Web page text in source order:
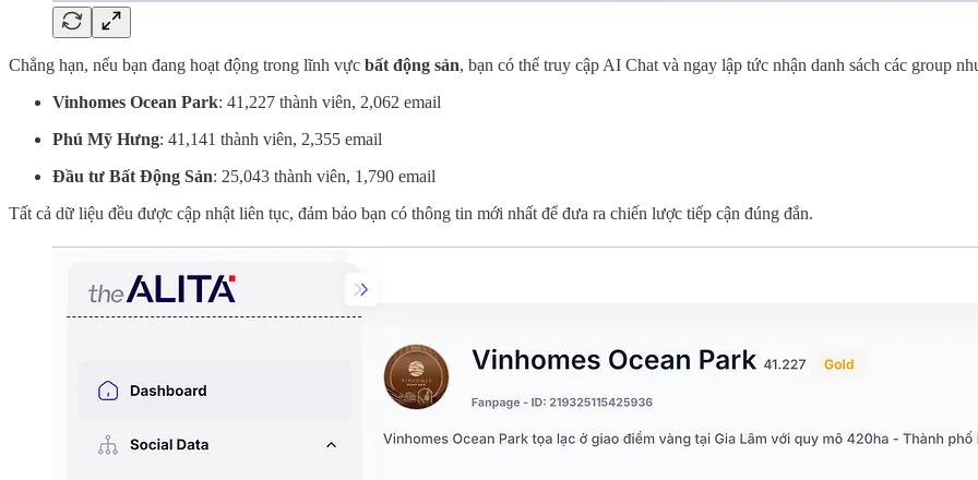
Chẳng hạn, nếu bạn đang hoạt động trong lĩnh vực bất động sản, bạn có thể truy cập AI Chat và ngay lập tức nhận danh sách các group
Vinhomes Ocean Park: 41,227 thành viên, 2,062 email
Phú Mỹ Hưng: 41,141 thành viên, 2,355 email
Đầu tư Bất Động Sản: 25,043 thành viên, 1,790 email
Tất cả dữ liệu đều được cập nhật liên tục, đảm bảo bạn có thông tin mới nhất để đưa ra chiến lược tiếp cận đúng đắn.